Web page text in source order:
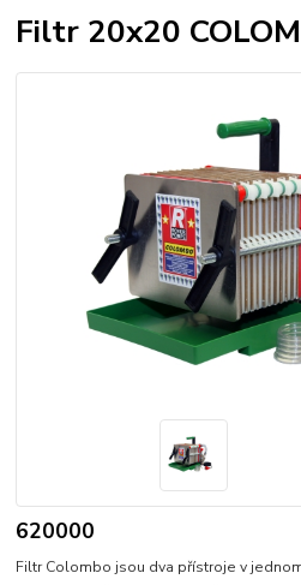
Filtr 20x20
620000
Filtr Colombo jsou dva přístroje v